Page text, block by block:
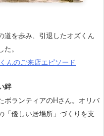
道を歩み、引退したオズくん
。
んのご来店エピソード
絆
ボランティアのHさん。オリバ
「優しい居場所」づくりを支